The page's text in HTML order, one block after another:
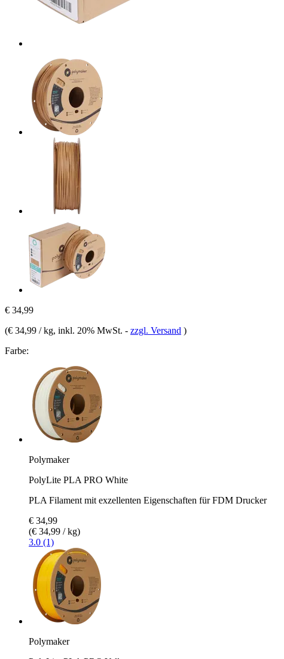
€ 34,99
(€ 34,99 / kg, inkl. 20% MwSt. - zzgl. Versand )
Farbe:
Polymaker
PolyLite PLA PRO White
PLA Filament mit exzellenten Eigenschaften für FDM Drucker
€ 34,99
(€ 34,99 / kg)
3.0 (1)
Polymaker